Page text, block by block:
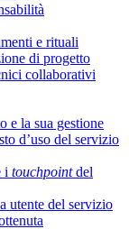
e rituali
di progetto
collaborativi
e la sua gestione
d’uso del servizio
i touchpointdel
utente del servizio